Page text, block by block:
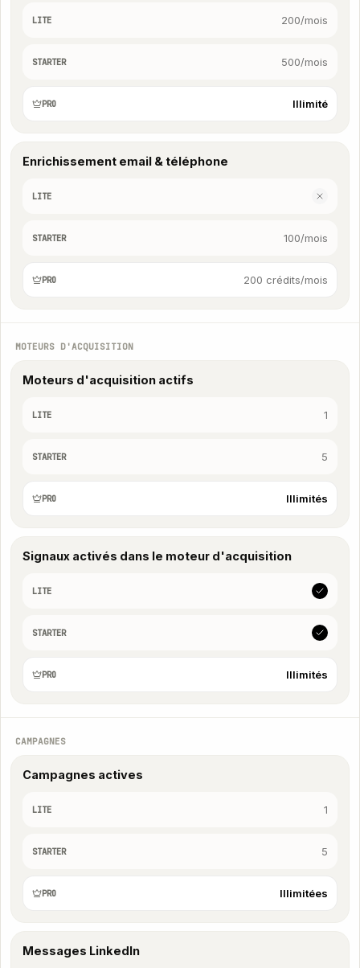
LITE 200/mois
STARTER 500/mois
PRO Illimité
Enrichissement email & téléphone
LITE
STARTER 100/mois
PRO 200 crédits/mois
MOTEURS D'ACQUISITION
Moteurs d'acquisition actifs
LITE 1
STARTER 5
PRO Illimités
Signaux activés dans le moteur d'acquisition
LITE
STARTER
PRO Illimités
CAMPAGNES
Campagnes actives
LITE 1
STARTER 5
PRO Illimitées
Messages LinkedIn